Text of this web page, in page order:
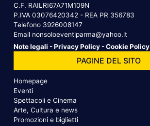
C.F. RAILRI67A71M109N
P.IVA 03076420342 - REA PR 356783
Telefono 3926008147
Email nonsoloeventiparma@yahoo.it
Note legali -Privacy Policy -Cookie Policy
PAGINE DEL SITO
Homepage
Eventi
Spettacoli e Cinema
Arte, Cultura e news
Promozioni e biglietti